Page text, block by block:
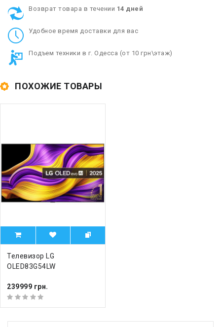
Возврат товара в течении 14 дней
Удобное время доставки для вас
Подъем техники в г. Одесса (от 10 грн\этаж)
ПОХОЖИЕ ТОВАРЫ
Телевизор LG
OLED83G54LW
239999 грн.